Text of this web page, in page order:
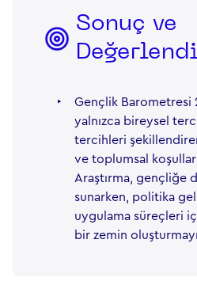
Sonuç ve
‣
Gençlik Barometresi
yalnızca bireysel
tercihleri
ve toplumsal
Araştırma, gençliğe
sunarken, politika
uygulama süreçleri
bir zemin